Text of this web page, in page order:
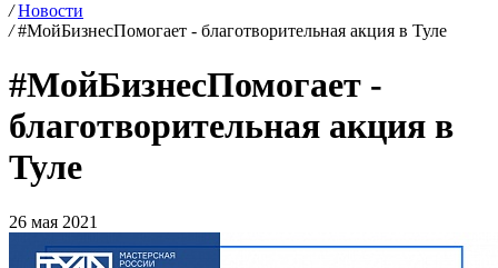
/ Новости
/ #МойБизнесПомогает - благотворительная акция в Туле
#МойБизнесПомогает -
благотворительная акция в
Туле
26 мая 2021